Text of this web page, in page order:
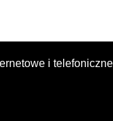
i telefoniczne